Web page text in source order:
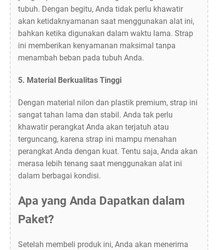
tubuh. Dengan begitu, Anda tidak perlu khawatir
akan ketidaknyamanan saat menggunakan alat ini,
bahkan ketika digunakan dalam waktu lama. Strap
ini memberikan kenyamanan maksimal tanpa
menambah beban pada tubuh Anda.
5. Material Berkualitas Tinggi
Dengan material nilon dan plastik premium, strap ini
sangat tahan lama dan stabil. Anda tak perlu
khawatir perangkat Anda akan terjatuh atau
terguncang, karena strap ini mampu menahan
perangkat Anda dengan kuat. Tentu saja, Anda akan
merasa lebih tenang saat menggunakan alat ini
dalam berbagai kondisi.
Apa yang Anda Dapatkan dalam
Paket?
Setelah membeli produk ini, Anda akan menerima